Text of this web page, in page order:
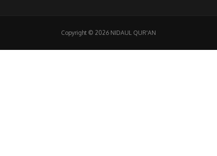
Copyright © 2026 NIDAUL QUR'AN